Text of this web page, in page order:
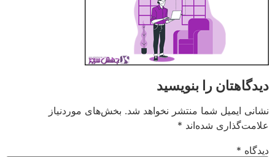
دیدگاهتان را بنویسید
نشانی ایمیل شما منتشر نخواهد شد. بخش‌های موردنیاز
علامت‌گذاری شده‌اند *
دیدگاه *